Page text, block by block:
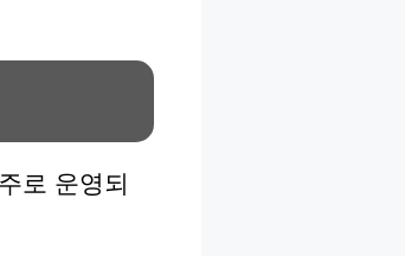
로 운영되